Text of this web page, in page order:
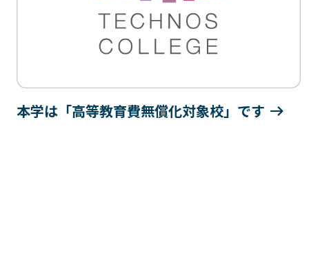
本学は「高等教育費無償化対象校」です